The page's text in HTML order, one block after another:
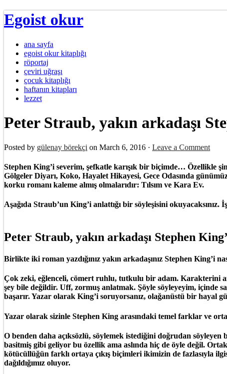
Egoist okur
ana sayfa
egoist okur kitaplığı
röportaj
çeviri uğraşı
çocuk kitaplığı
haftanın kitapları
lezzet
Peter Straub, yakın arkadaşı
Posted by gülenay börekçi on March 6, 2016 · Leave a Comment
Stephen King’i severim, şefkatle karışık bir biçimde… Özellikle
Gölgeler Diyarı, Koko, Hayalet Hikayesi, Gece Odasında
korku romanı kaleme almış olmalarıdır: Tılsım ve Kara Ev.
Aşağıda Straub’un King’i anlattığı bir söyleşisini
Peter Straub, yakın arkadaşı Stephen
Birlikte iki roman yazdığınız yakın arkadaşınız Stephen King’i
Çok zeki, eğlenceli, cömert ruhlu, tutkulu bir adam. Karakterini
şey bile değildir. Uff, zormuş anlatmak. Şöyle söyleyeyim, içinde
başarır. Yazar olarak King’i soruyorsanız, olağanüstü bir hayal
Yazar olarak sizinle Stephen King arasındaki temel farklar ve
O benden daha açıksözlü, söylemek istediğini doğrudan
basitmiş gibi geliyor bu özellik ama aslında hiç de öyle değil.
kötücüllüğün farklı ortaya çıkış biçimleri ikimizin de fazlasıyla
dağıldığımız oluyor.